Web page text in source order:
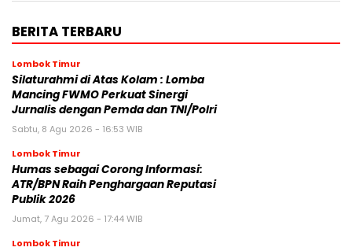
BERITA TERBARU
Lombok Timur
Silaturahmi di Atas Kolam : Lomba
Mancing FWMO Perkuat Sinergi
Jurnalis dengan Pemda dan TNI/Polri
Sabtu, 8 Agu 2026 - 16:53 WIB
Lombok Timur
Humas sebagai Corong Informasi:
ATR/BPN Raih Penghargaan Reputasi
Publik 2026
Jumat, 7 Agu 2026 - 17:44 WIB
Lombok Timur